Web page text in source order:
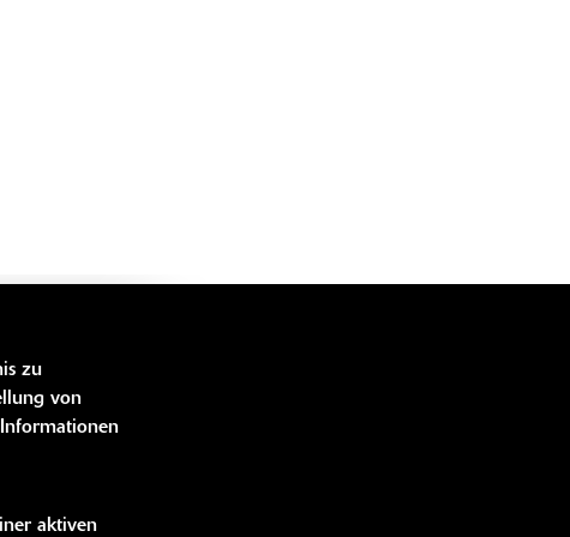
LINKS
zu
von
aktiven